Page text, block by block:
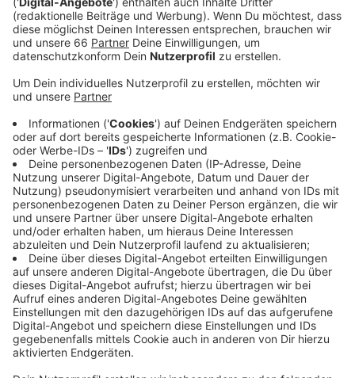
außergewöhnliche Architektur in abendlichem
Ambiente genießen, Poetry Slams und Talkrunden
verfolgen, einen Blick in die Gästebücher des
Landtags werfen und im Plenarsaal auf den Sitzen
der Abgeordneten Platz nehmen.
Anzeige
Dazu gibt es ein kostenloses Programm aus
Konzerten, Informationen, Talks und Unterhaltung.
Mit der Parlamentsnacht feiert der Landtag das 35.
Jubiläum des Parlamentsgebäudes am Düsseldorfer
Rheinufer. Der damalige Neubau direkt neben dem
Rheinturm setzte Maßstäbe für
Parlamentsneubauten.